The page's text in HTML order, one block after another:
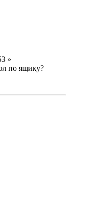
»
по ящику?